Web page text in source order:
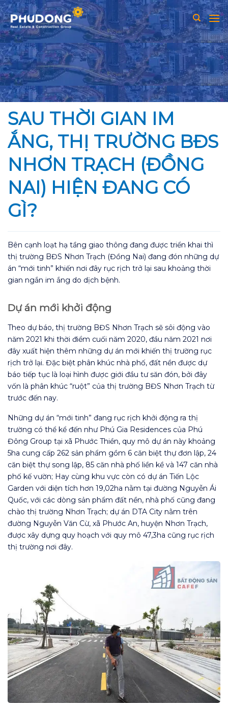
Skip
to
content
SAU THỜI GIAN IM
ẮNG, THỊ TRƯỜNG BĐS
NHƠN TRẠCH (ĐỒNG
NAI) HIỆN ĐANG CÓ
GÌ?
Bên cạnh loạt hạ tầng giao thông đang được triển khai thì
thị trường BĐS Nhơn Trạch (Đồng Nai) đang đón những dự
án “mới tinh” khiến nơi đây rục rịch trở lại sau khoảng thời
gian ngắn im ắng do dịch bệnh.
Dự án mới khởi động
Theo dự báo, thị trường BĐS Nhơn Trạch sẽ sôi động vào
năm 2021 khi thời điểm cuối năm 2020, đầu năm 2021 nơi
đây xuất hiện thêm những dự án mới khiến thị trường rục
rịch trở lại. Đặc biệt phân khúc nhà phố, đất nền được dự
báo tiếp tục là loại hình được giới đầu tư săn đón, bởi đây
vốn là phân khúc “ruột” của thị trường BĐS Nhơn Trạch từ
trước đến nay.
Những dự án “mới tinh” đang rục rịch khởi động ra thị
trường có thể kể đến như Phú Gia Residences của Phú
Đông Group tại xã Phước Thiền, quy mô dự án này khoảng
5ha cung cấp 262 sản phẩm gồm 6 căn biệt thự đơn lập, 24
căn biệt thự song lập, 85 căn nhà phố liền kề và 147 căn nhà
phố kế vườn; Hay cùng khu vực còn có dự án Tiến Lộc
Garden với diện tích hơn 19,02ha nằm tại đường Nguyễn Ái
Quốc, với các dòng sản phẩm đất nền, nhà phố cũng đang
chào thị trường Nhơn Trạch; dự án DTA City nằm trên
đường Nguyễn Văn Cừ, xã Phước An, huyện Nhơn Trạch,
được xây dựng quy hoạch với quy mô 47,3ha cũng rục rịch
thị trường nơi đây.